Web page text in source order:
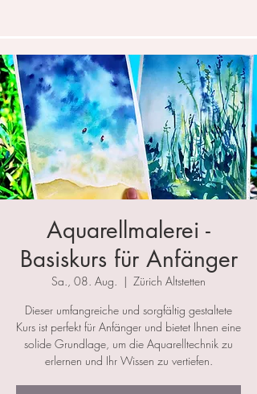
Aquarellmalerei -
Basiskurs für Anfänger
Sa., 08. Aug.
  |
Zürich Altstetten
Dieser umfangreiche und sorgfältig gestaltete
Kurs ist perfekt für Anfänger und bietet Ihnen eine
solide Grundlage, um die Aquarelltechnik zu
erlernen und Ihr Wissen zu vertiefen.